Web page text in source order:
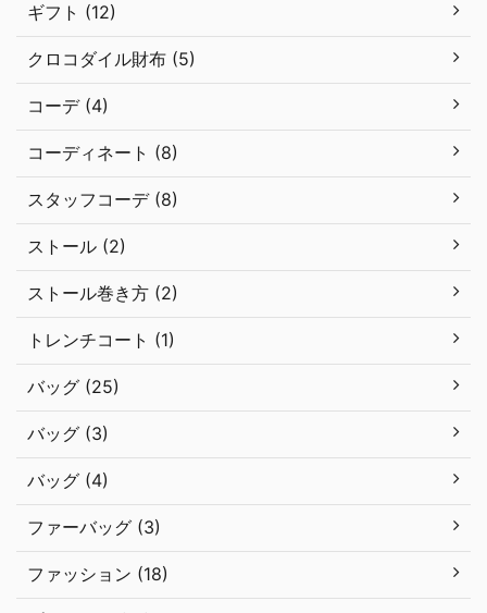
ギフト (12)
クロコダイル財布 (5)
コーデ (4)
コーディネート (8)
スタッフコーデ (8)
ストール (2)
ストール巻き方 (2)
トレンチコート (1)
バッグ (25)
バッグ (3)
バッグ (4)
ファーバッグ (3)
ファッション (18)